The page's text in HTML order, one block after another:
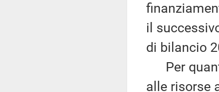
il
di bilancio
Per
alle risorse